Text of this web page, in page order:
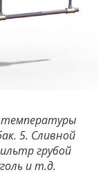
температуры
5. Сливной
грубой
и т.д.